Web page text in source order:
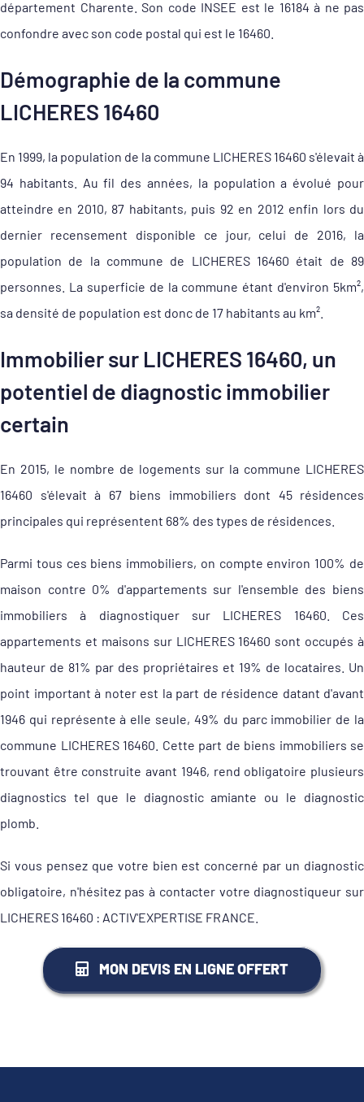
département Charente. Son code INSEE est le 16184 à ne pas
confondre avec son code postal qui est le 16460.
Démographie de la commune
LICHERES 16460
En 1999, la population de la commune LICHERES 16460 s'élevait à
94 habitants. Au fil des années, la population a évolué pour
atteindre en 2010, 87 habitants, puis 92 en 2012 enfin lors du
dernier recensement disponible ce jour, celui de 2016, la
population de la commune de LICHERES 16460 était de 89
personnes. La superficie de la commune étant d'environ 5km²,
sa densité de population est donc de 17 habitants au km².
Immobilier sur LICHERES 16460, un
potentiel de diagnostic immobilier
certain
En 2015, le nombre de logements sur la commune LICHERES
16460 s'élevait à 67 biens immobiliers dont 45 résidences
principales qui représentent 68% des types de résidences.
Parmi tous ces biens immobiliers, on compte environ 100% de
maison contre 0% d'appartements sur l'ensemble des biens
immobiliers à diagnostiquer sur LICHERES 16460. Ces
appartements et maisons sur LICHERES 16460 sont occupés à
hauteur de 81% par des propriétaires et 19% de locataires. Un
point important à noter est la part de résidence datant d'avant
1946 qui représente à elle seule, 49% du parc immobilier de la
commune LICHERES 16460. Cette part de biens immobiliers se
trouvant être construite avant 1946, rend obligatoire plusieurs
diagnostics tel que le diagnostic amiante ou le diagnostic
plomb.
Si vous pensez que votre bien est concerné par un diagnostic
obligatoire, n'hésitez pas à contacter votre diagnostiqueur sur
LICHERES 16460 : ACTIV'EXPERTISE FRANCE.
MON DEVIS EN LIGNE OFFERT